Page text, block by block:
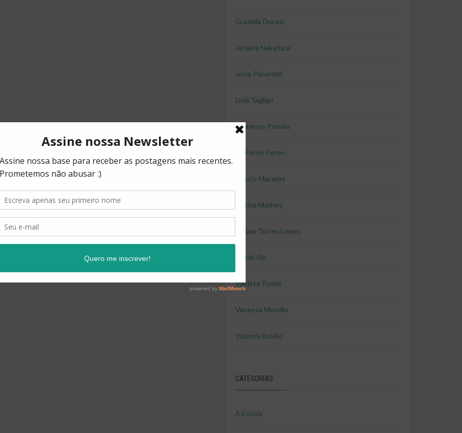
Graziela Ducati
Janaina Nakahara
Josie Pimentel
Livia Tagliari
Lourenço Pereira
Lu Peron Peron
Marcio Macarini
Marisa Mathey
Miriam Torres Lopes
Shirlei Pio
Valdete Pasini
Vanessa Mondin
Yolanda Basilio
CATEGORIAS
A Escola